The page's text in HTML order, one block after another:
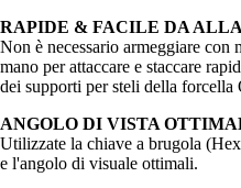
RAPIDE & FACILE DA
Non è necessario armeggiare con
mano per attaccare e staccare
dei supporti per steli della forcella
ANGOLO DI VISTA
Utilizzate la chiave a brugola
e l'angolo di visuale ottimali.